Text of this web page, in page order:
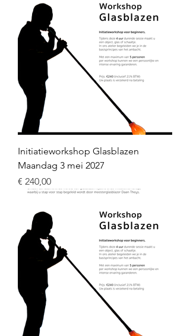
Initiatieworkshop Glasblazen
Maandag 3 mei 2027
Prijs
€ 240,00